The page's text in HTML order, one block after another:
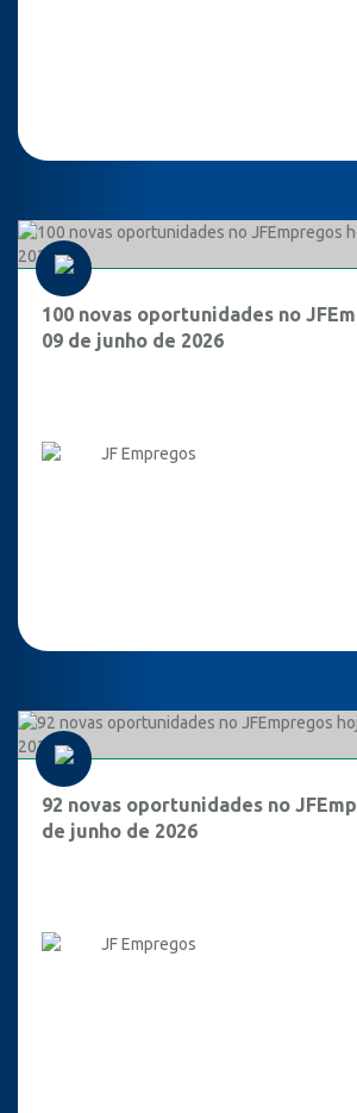
100 novas oportunidades no
09 de junho de 2026
JF Empregos
92 novas oportunidades no
de junho de 2026
JF Empregos